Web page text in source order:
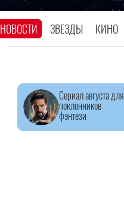
НОВОСТИ ЗВЕЗДЫ КИНО
Сериал августа для
поклонников
фэнтези